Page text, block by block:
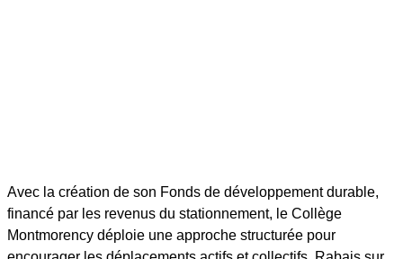
Avec la création de son Fonds de développement durable,
financé par les revenus du stationnement, le Collège
Montmorency déploie une approche structurée pour